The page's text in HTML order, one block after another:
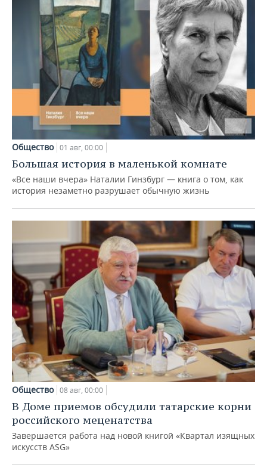
Общество 01 авг, 00:00
Большая история в маленькой комнате
«Все наши вчера» Наталии Гинзбург — книга о том, как
история незаметно разрушает обычную жизнь
Общество 08 авг, 00:00
В Доме приемов обсудили татарские корни
российского меценатства
Завершается работа над новой книгой «Квартал изящных
искусств ASG»